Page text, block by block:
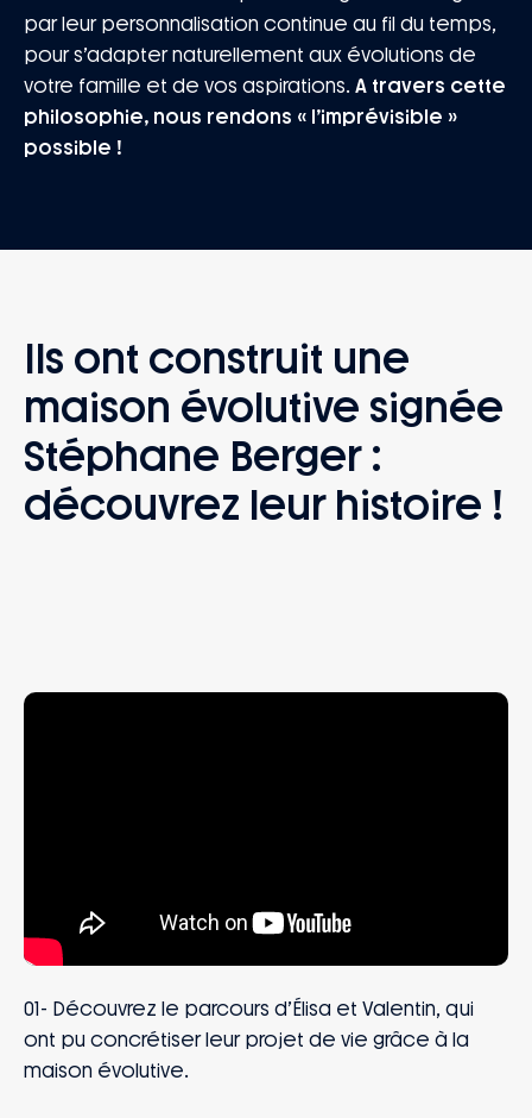
par leur personnalisation continue au fil du temps,
pour s’adapter naturellement aux évolutions de
votre famille et de vos aspirations. A travers cette
philosophie, nous rendons « l’imprévisible »
possible !
Ils ont construit une
maison évolutive signée
Stéphane Berger :
découvrez leur histoire !
01- Découvrez le parcours d’Élisa et Valentin, qui
ont pu concrétiser leur projet de vie grâce à la
maison évolutive.